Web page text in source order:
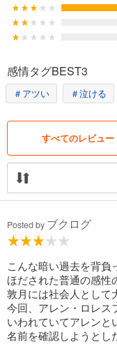
感情タグBEST3
＃アツい ＃泣ける
すべてのレビュー
Posted by ブクログ
こんな暗い過去を背負
ほだされた普通の感性
敦月には社会人として
今回、アレン・ロレス
いわれていてアレンと
名前を確認しようとし